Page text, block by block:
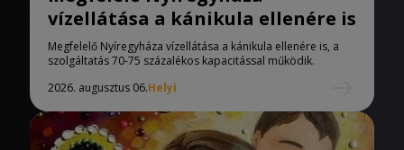
vízellátása a kánikula ellenére is
Megfelelő Nyíregyháza vízellátása a kánikula ellenére is, a
szolgáltatás 70-75 százalékos kapacitással működik.
2026. augusztus 06.Helyi